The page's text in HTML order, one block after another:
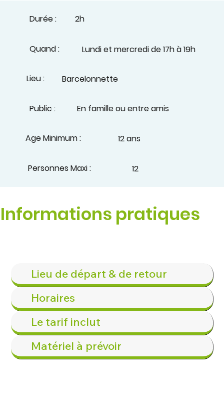
Durée : 2h
Quand : Lundi et mercredi de 17h à 19h
Lieu : Barcelonnette
Public : En famille ou entre amis
Age Minimum : 12 ans
Personnes Maxi : 12
Informations pratiques
Lieu de départ & de retour
Horaires
Le tarif inclut
Matériel à prévoir